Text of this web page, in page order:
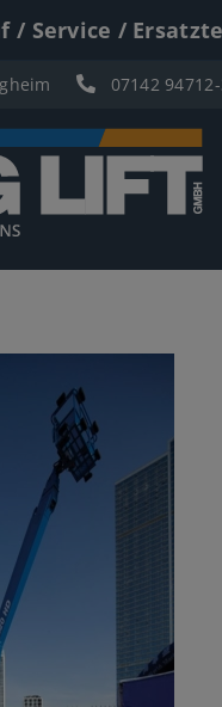
/ Service /
07142